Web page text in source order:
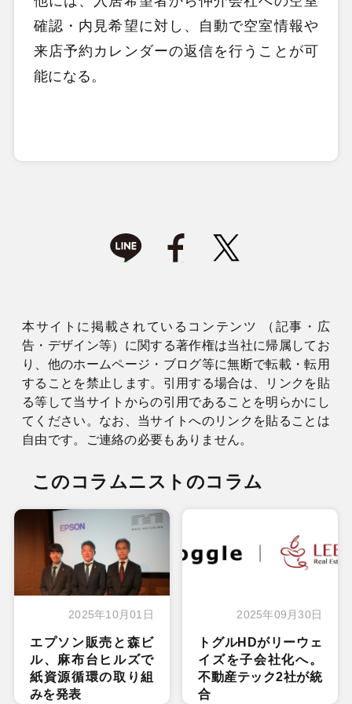
確認・内見希望に対し、自動で空室情報や
来店予約カレンダーの返信を行うことが可
能になる。
本サイトに掲載されているコンテンツ （記事・広
告・デザイン等）に関する著作権は当社に帰属してお
り、他のホームページ・ブログ等に無断で転載・転用
することを禁止します。引用する場合は、リンクを貼
る等して当サイトからの引用であることを明らかにし
てください。なお、当サイトへのリンクを貼ることは
自由です。ご連絡の必要もありません。
このコラムニストのコラム
2025年10月01日
エプソン販売と森ビ
ル、麻布台ヒルズで
紙資源循環の取り組
みを発表
2025年09月30日
トグルHDがリーウェ
イズを子会社化へ。
不動産テック2社が統
合